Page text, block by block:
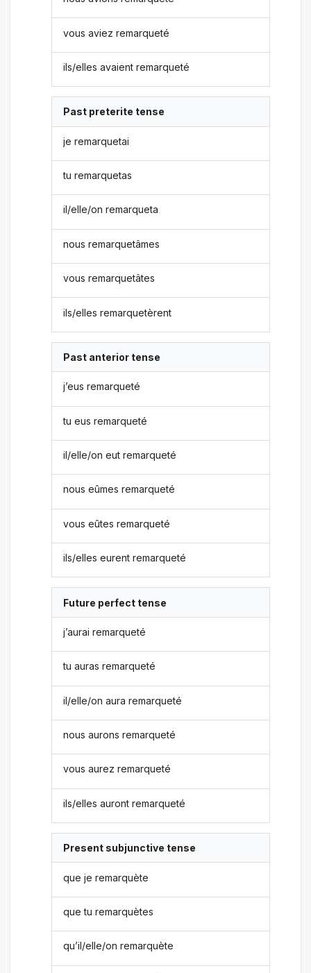
vous aviez remarqueté
ils/elles avaient remarqueté
Past preterite tense
je remarquetai
tu remarquetas
il/elle/on remarqueta
nous remarquetâmes
vous remarquetâtes
ils/elles remarquetèrent
Past anterior tense
j’eus remarqueté
tu eus remarqueté
il/elle/on eut remarqueté
nous eûmes remarqueté
vous eûtes remarqueté
ils/elles eurent remarqueté
Future perfect tense
j’aurai remarqueté
tu auras remarqueté
il/elle/on aura remarqueté
nous aurons remarqueté
vous aurez remarqueté
ils/elles auront remarqueté
Present subjunctive tense
que je remarquète
que tu remarquètes
qu’il/elle/on remarquète